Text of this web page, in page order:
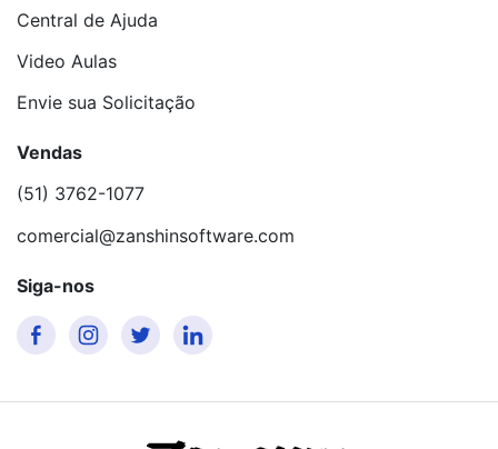
Central de Ajuda
Video Aulas
Envie sua Solicitação
Vendas
(51) 3762-1077
comercial@zanshinsoftware.com
Siga-nos